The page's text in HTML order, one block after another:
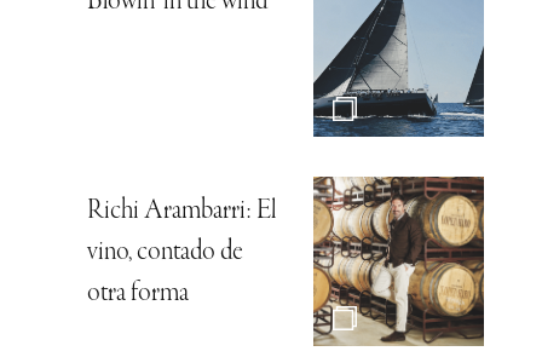
Richi Arambarri: El
vino, contado de
otra forma